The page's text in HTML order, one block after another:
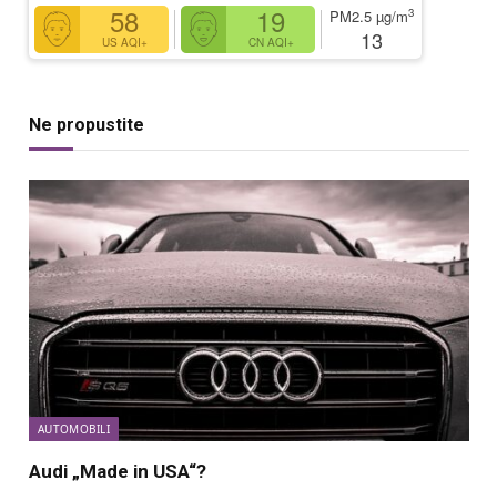
58
US AQI+
19
CN AQI+
PM2.5 µg/m3
13
Ne propustite
AUTOMOBILI
Audi „Made in USA“?